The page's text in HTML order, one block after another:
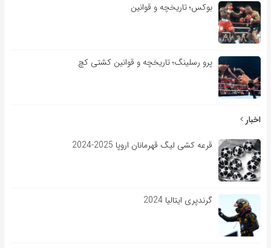
بوکس؛ تاریخچه و قوانین
پرو رسلینگ؛ تاریخچه و قوانین کشتی کچ
اخبار
قرعه کشی لیگ قهرمانان اروپا 2025-2024
گرندپری ایتالیا 2024